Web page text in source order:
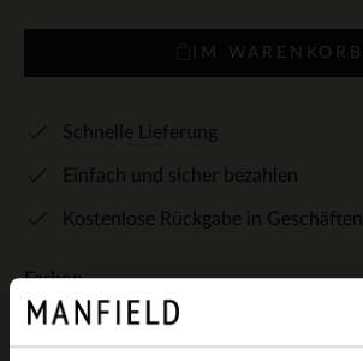
IM WARENKORB
Schnelle Lieferung
Einfach und sicher bezahlen
Kostenlose Rückgabe in Geschäften
Farben